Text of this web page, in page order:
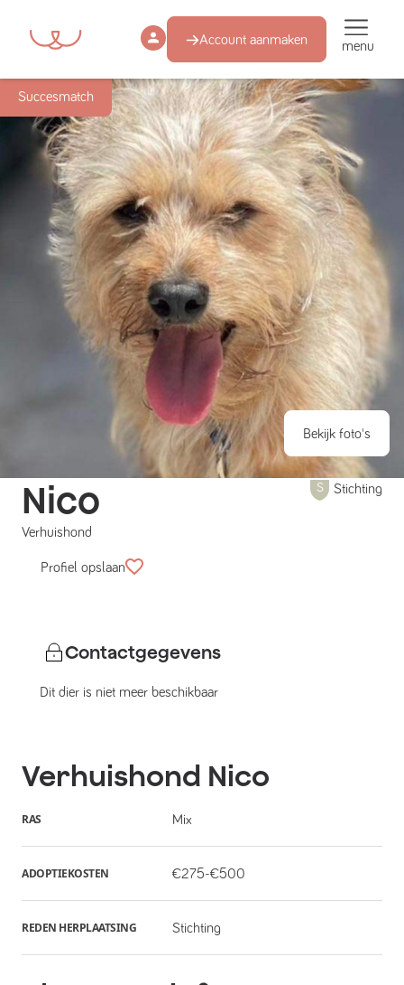
Account aanmaken menu
Succesmatch
Bekijk foto's
Nico
Verhuishond
Stichting
Profiel opslaan
Contactgegevens
Dit dier is niet meer beschikbaar
Verhuishond Nico
RAS Mix
ADOPTIEKOSTEN €275-€500
REDEN HERPLAATSING Stichting